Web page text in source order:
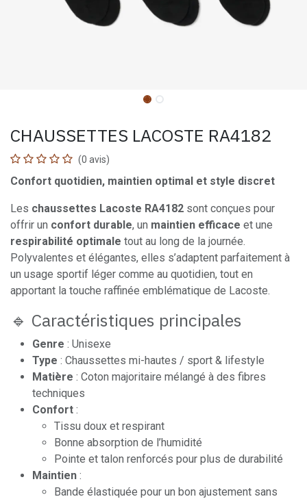
CHAUSSETTES LACOSTE RA4182
(0 avis)
Confort quotidien, maintien optimal et style discret
Les chaussettes Lacoste RA4182 sont conçues pour
offrir un confort durable, un maintien efficace et une
respirabilité optimale tout au long de la journée.
Polyvalentes et élégantes, elles s’adaptent parfaitement à
un usage sportif léger comme au quotidien, tout en
apportant la touche raffinée emblématique de Lacoste.
🔹 Caractéristiques principales
Genre : Unisexe
Type : Chaussettes mi-hautes / sport & lifestyle
Matière : Coton majoritaire mélangé à des fibres
techniques
Confort :
Tissu doux et respirant
Bonne absorption de l’humidité
Pointe et talon renforcés pour plus de durabilité
Maintien :
Bande élastiquée pour un bon ajustement sans